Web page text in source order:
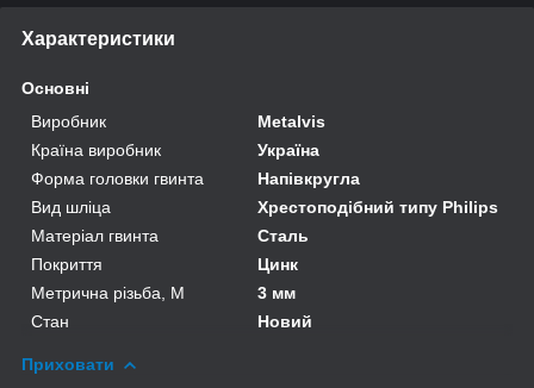
Характеристики
Основні
Виробник
Metalvis
Країна виробник
Україна
Форма головки гвинта
Напівкругла
Вид шліца
Хрестоподібний типу Philips
Матеріал гвинта
Сталь
Покриття
Цинк
Метрична різьба, М
3 мм
Стан
Новий
Приховати